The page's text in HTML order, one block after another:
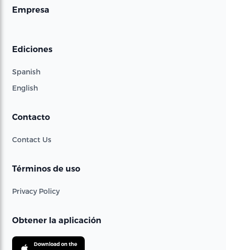
Empresa
Ediciones
Spanish
English
Contacto
Contact Us
Términos de uso
Privacy Policy
Obtener la aplicación
Download on the